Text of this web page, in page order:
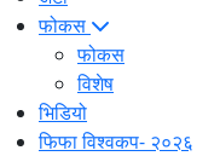
फोकस
फोकस
विशेष
भिडियो
फिफा विश्वकप- २०२६